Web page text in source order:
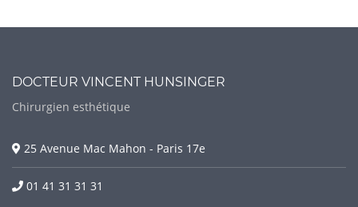
DOCTEUR VINCENT HUNSINGER
Chirurgien esthétique
25 Avenue Mac Mahon - Paris 17e
01 41 31 31 31